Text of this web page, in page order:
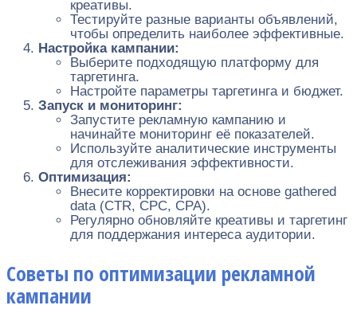
креативы.
Тестируйте разные варианты объявлений,
чтобы определить наиболее эффективные.
Настройка кампании:
Выберите подходящую платформу для
таргетинга.
Настройте параметры таргетинга и бюджет.
Запуск и мониторинг:
Запустите рекламную кампанию и
начинайте мониторинг её показателей.
Используйте аналитические инструменты
для отслеживания эффективности.
Оптимизация:
Внесите корректировки на основе gathered
data (CTR, CPC, CPA).
Регулярно обновляйте креативы и таргетинг
для поддержания интереса аудитории.
Советы по оптимизации рекламной
кампании